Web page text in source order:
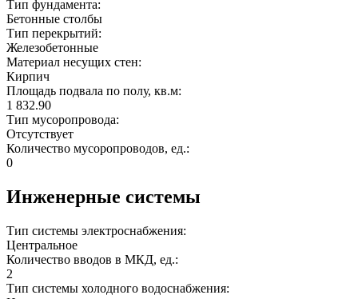
Тип фундамента:
Бетонные столбы
Тип перекрытий:
Железобетонные
Материал несущих стен:
Кирпич
Площадь подвала по полу, кв.м:
1 832.90
Тип мусоропровода:
Отсутствует
Количество мусоропроводов, ед.:
0
Инженерные системы
Тип системы электроснабжения:
Центральное
Количество вводов в МКД, ед.:
2
Тип системы холодного водоснабжения: